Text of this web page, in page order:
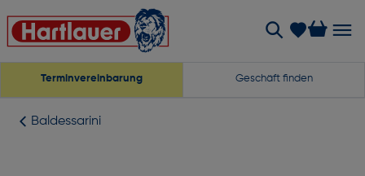
Terminvereinbarung Geschäft finden
Baldessarini